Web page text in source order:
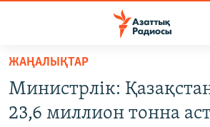
Skip
main
content
ЖАҢАЛЫҚТАР
Министрлік:
23,6 миллион тонна